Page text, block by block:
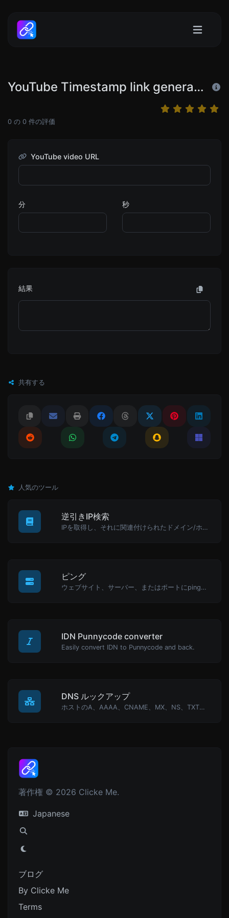
YouTube Timestamp link generator
0 の 0 件の評価
YouTube video URL
分 秒
結果
共有する
人気のツール
逆引きIP検索
IPを取得し、それに関連付けられたドメイン/ホストを探してみてください。
ピング
ウェブサイト、サーバー、またはポートにpingを送信します。
IDN Punnycode converter
Easily convert IDN to Punnycode and back.
DNS ルックアップ
ホストのA、AAAA、CNAME、MX、NS、TXT、SOA DNSレコードを見つけます。
著作権 © 2026 Clicke Me.
Japanese
ブログ
By Clicke Me
Terms